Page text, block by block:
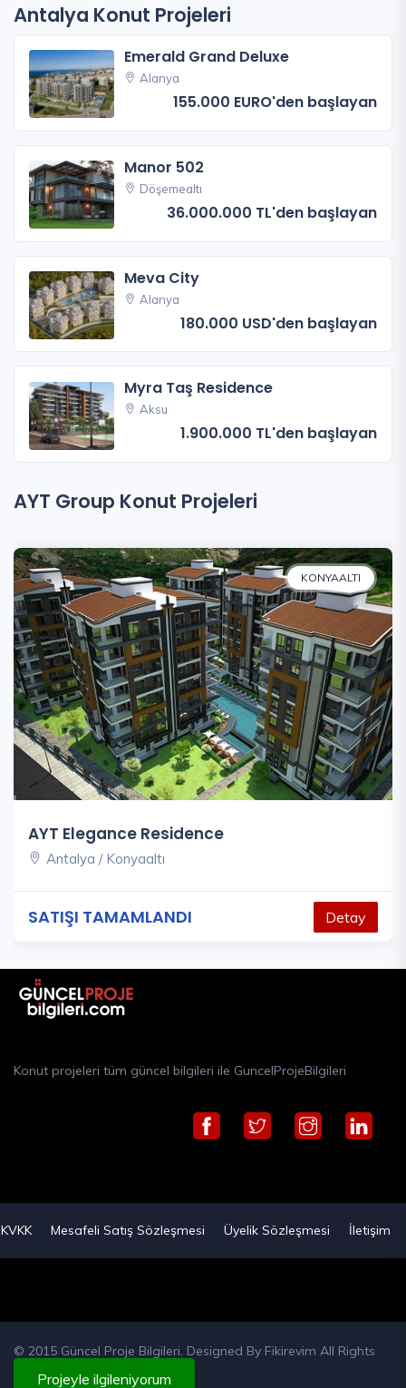
Antalya Konut Projeleri
Emerald Grand Deluxe
Alanya
155.000 EURO'den başlayan
Manor 502
Döşemealtı
36.000.000 TL'den başlayan
Meva City
Alanya
180.000 USD'den başlayan
Myra Taş Residence
Aksu
1.900.000 TL'den başlayan
AYT Group Konut Projeleri
KONYAALTI
AYT Elegance Residence
Antalya / Konyaaltı
SATIŞI TAMAMLANDI Detay
Projeyle ilgileniyorum
Konut projeleri tüm güncel bilgileri ile GuncelProjeBilgileri
KVKK Mesafeli Satış Sözleşmesi Üyelik Sözleşmesi İletişim
© 2015 Güncel Proje Bilgileri. Designed By Fikirevim All Rights
Reserved